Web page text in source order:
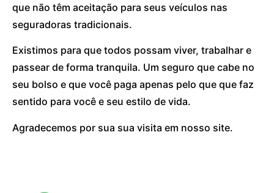
que não têm aceitação para seus veículos nas
seguradoras tradicionais.
Existimos para que todos possam viver, trabalhar e
passear de forma tranquila. Um seguro que cabe no
seu bolso e que você paga apenas pelo que que faz
sentido para você e seu estilo de vida.
Agradecemos por sua sua visita em nosso site.